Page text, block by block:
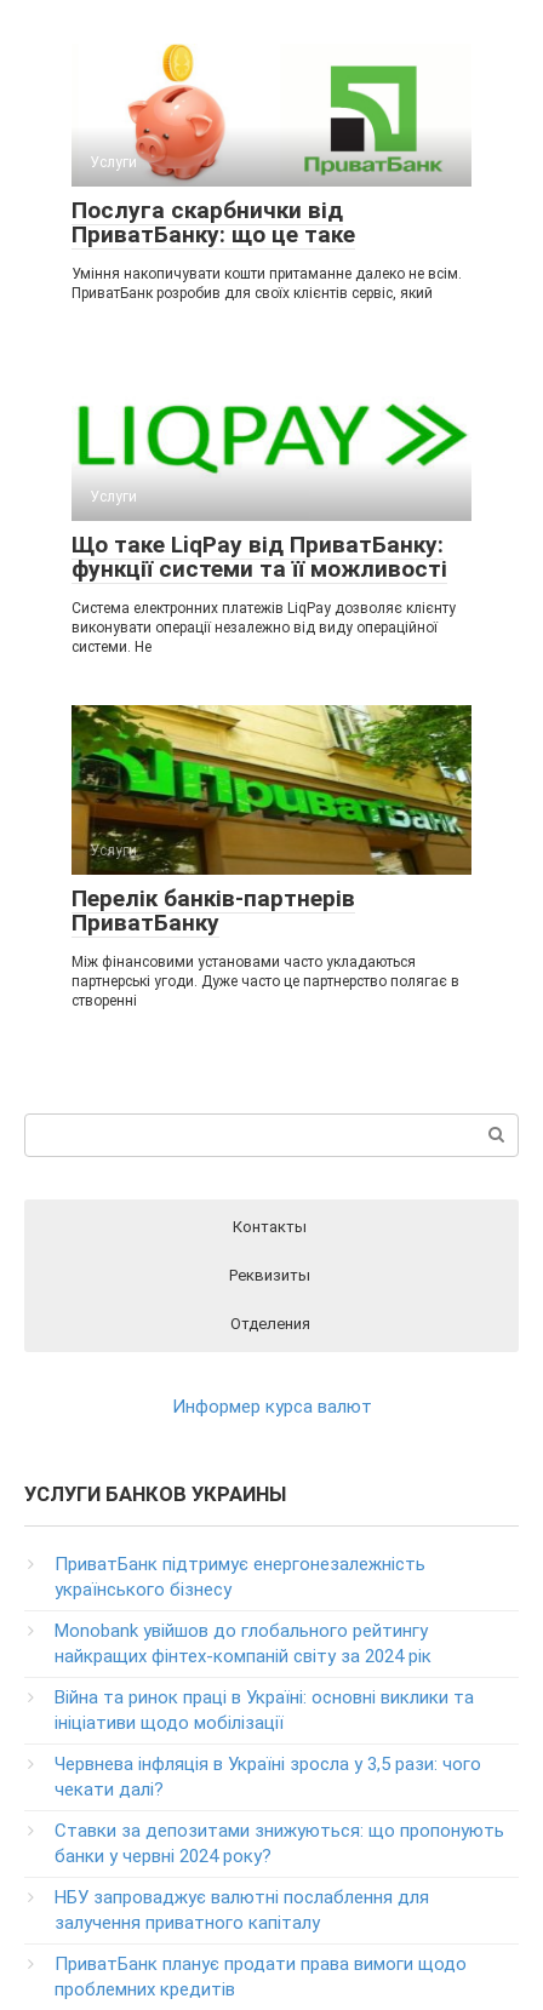
Услуги
Послуга скарбнички від
ПриватБанку: що це таке
Уміння накопичувати кошти притаманне далеко не всім.
ПриватБанк розробив для своїх клієнтів сервіс, який
Услуги
Що таке LiqPay від ПриватБанку:
функції системи та її можливості
Система електронних платежів LiqРay дозволяє клієнту
виконувати операції незалежно від виду операційної
системи. Не
Услуги
Перелік банків-партнерів
ПриватБанку
Між фінансовими установами часто укладаються
партнерські угоди. Дуже часто це партнерство полягає в
створенні
Пошук:
Контакты
Реквизиты
Отделения
Круглосуточный телефон поддержки клиентов
(Бесплатно с мобильных в пределах Украины)
+38-056-716-11-31
клиентов ПриватБанка
Колл центр: 3700
Круглосуточный телефон поддержки VIP­-клиентов
ПриватБанка
+38-056-716-12-12
+38-073-900-00-02
Круглосуточный телефон поддержки владельцев карт
класса GOLD
Круглосуточный телефон поддержки обслуживания
0-800-500-030
Информер курса валют
УСЛУГИ БАНКОВ УКРАИНЫ
ПриватБанк підтримує енергонезалежність
українського бізнесу
Monobank увійшов до глобального рейтингу
найкращих фінтех-компаній світу за 2024 рік
Війна та ринок праці в Україні: основні виклики та
ініціативи щодо мобілізації
Червнева інфляція в Україні зросла у 3,5 рази: чого
чекати далі?
Ставки за депозитами знижуються: що пропонують
банки у червні 2024 року?
НБУ запроваджує валютні послаблення для
залучення приватного капіталу
ПриватБанк планує продати права вимоги щодо
проблемних кредитів